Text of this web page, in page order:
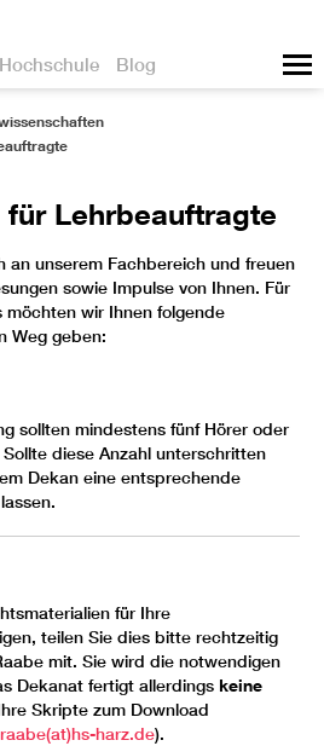
Hochschule Blog
Lehrbeauftragte
an unserem Fachbereich und freuen
sowie Impulse von Ihnen. Für
wir Ihnen folgende
Weg geben:
sollten mindestens fünf Hörer oder
diese Anzahl unterschritten
Dekan eine entsprechende
für Ihre
teilen Sie dies bitte rechtzeitig
mit. Sie wird die notwendigen
Dekanat fertigt allerdings keine
Skripte zum Download
harz.de).